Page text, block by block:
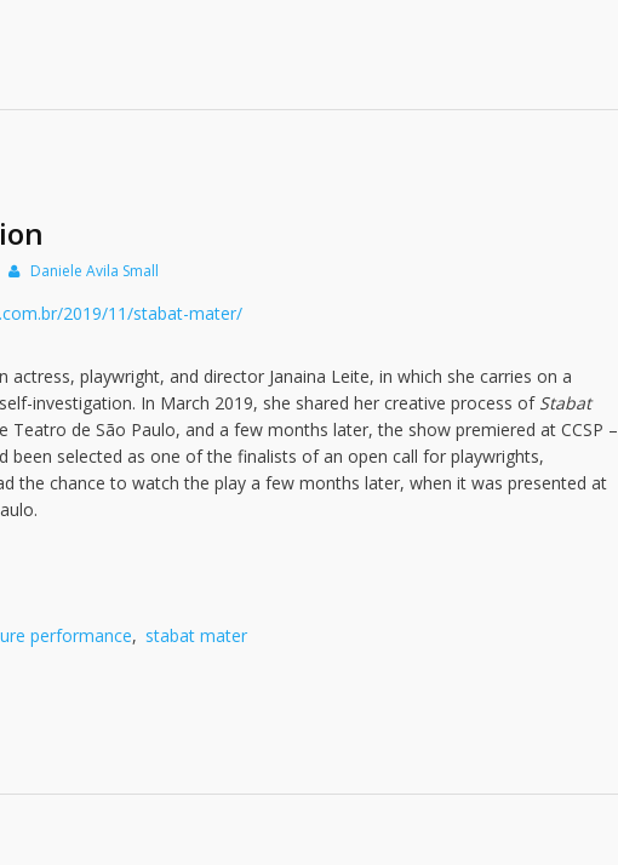
Daniele Avila Small
2019/11/stabat-mater/
playwright, and director Janaina Leite, in which she carries on a
investigation. In March 2019, she shared her creative process of Stabat
de São Paulo, and a few months later, the show premiered at CCSP –
been selected as one of the finalists of an open call for playwrights,
the chance to watch the play a few months later, when it was presented at
performance, stabat mater